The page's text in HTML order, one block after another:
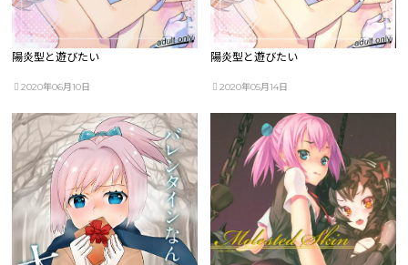
陽炎型と遊びたい
2020年06月10日
陽炎型と遊びたい
2020年05月14日